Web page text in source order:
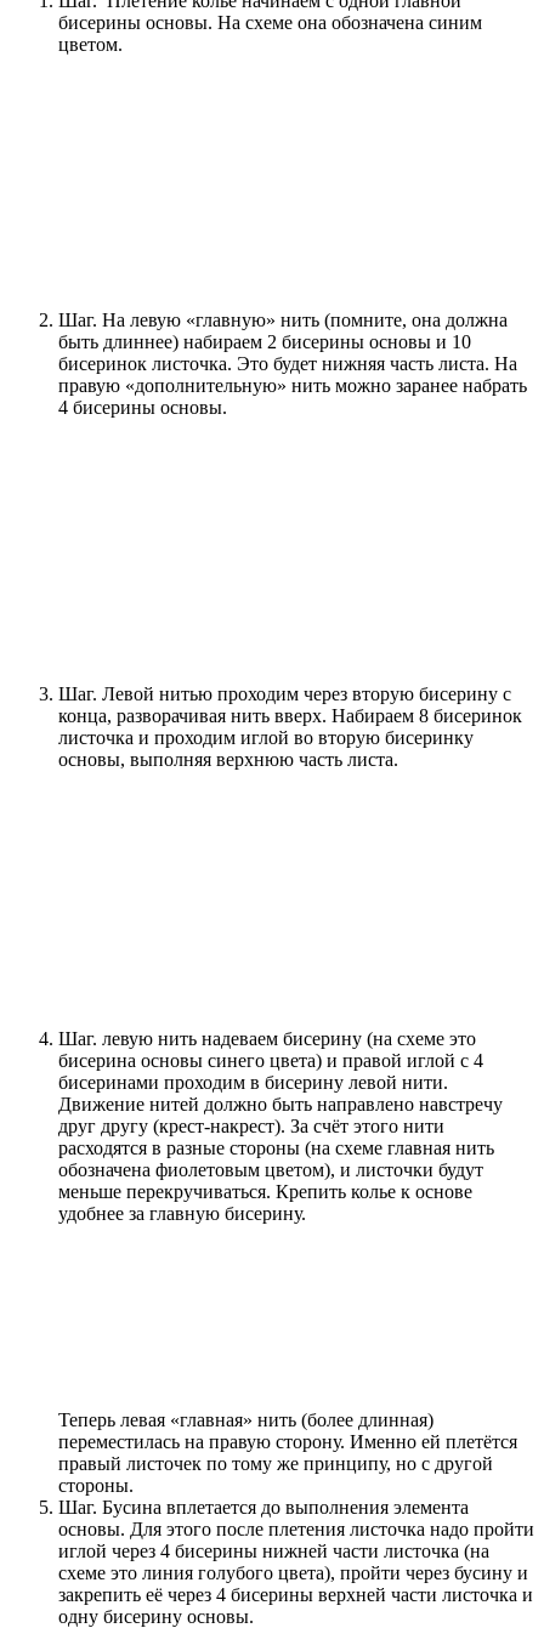
бисерины основы. На схеме она обозначена синим
цветом.
Шаг. На левую «главную» нить (помните, она должна
быть длиннее) набираем 2 бисерины основы и 10
бисеринок листочка. Это будет нижняя часть листа. На
правую «дополнительную» нить можно заранее набрать
4 бисерины основы.
Шаг. Левой нитью проходим через вторую бисерину с
конца, разворачивая нить вверх. Набираем 8 бисеринок
листочка и проходим иглой во вторую бисеринку
основы, выполняя верхнюю часть листа.
Шаг. левую нить надеваем бисерину (на схеме это
бисерина основы синего цвета) и правой иглой с 4
бисеринами проходим в бисерину левой нити.
Движение нитей должно быть направлено навстречу
друг другу (крест-накрест). За счёт этого нити
расходятся в разные стороны (на схеме главная нить
обозначена фиолетовым цветом), и листочки будут
меньше перекручиваться. Крепить колье к основе
удобнее за главную бисерину.
Теперь левая «главная» нить (более длинная)
переместилась на правую сторону. Именно ей плетётся
правый листочек по тому же принципу, но с другой
стороны.
Шаг. Бусина вплетается до выполнения элемента
основы. Для этого после плетения листочка надо пройти
иглой через 4 бисерины нижней части листочка (на
схеме это линия голубого цвета), пройти через бусину и
закрепить её через 4 бисерины верхней части листочка и
одну бисерину основы.